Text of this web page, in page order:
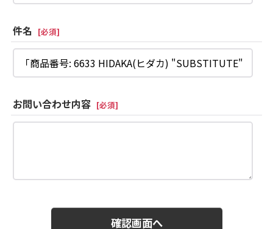
件名 [必須]
お問い合わせ内容 [必須]
確認画面へ